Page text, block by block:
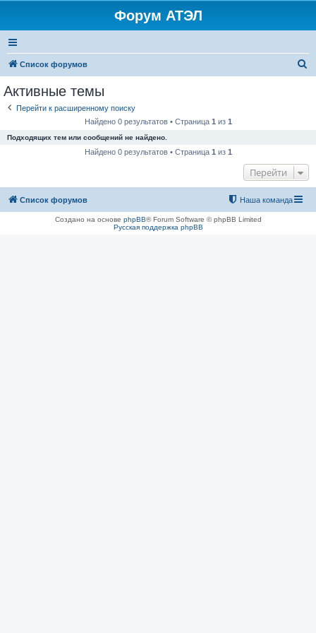
Форум АТЭЛ
Список форумов
Активные темы
Перейти к расширенному поиску
Найдено 0 результатов • Страница 1 из 1
Подходящих тем или сообщений не найдено.
Найдено 0 результатов • Страница 1 из 1
Перейти
Список форумов Наша команда
Создано на основе phpBB® Forum Software © phpBB Limited
Русская поддержка phpBB